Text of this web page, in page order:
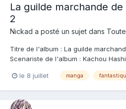
La guilde marchande
2
Nickad a posté un sujet dans
Titre de l'album : La guilde
Scenariste de l'album : Kachou
Glenat Note : Résumé de l'album :
le 8 juillet manga